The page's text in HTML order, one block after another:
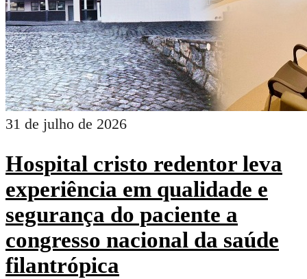
31 de julho de 2026
Hospital cristo redentor leva
experiência em qualidade e
segurança do paciente a
congresso nacional da saúde
filantrópica